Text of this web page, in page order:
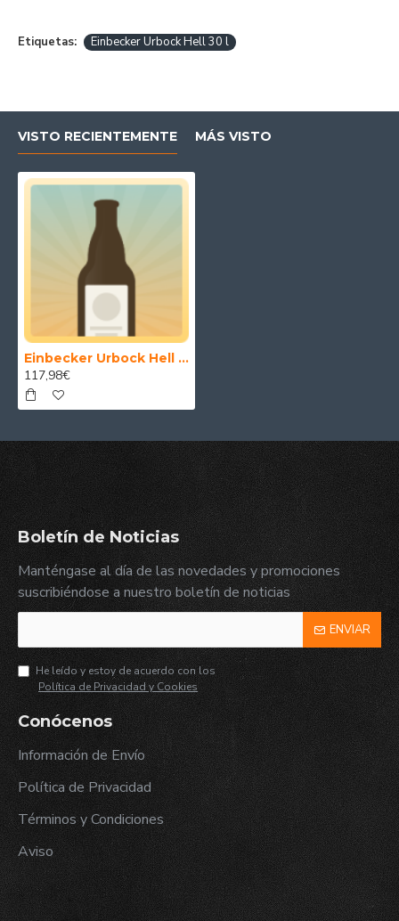
Etiquetas: Einbecker Urbock Hell 30 l
VISTO RECIENTEMENTE MÁS VISTO
Einbecker Urbock Hell 30 l
117,98€
Boletín de Noticias
Manténgase al día de las novedades y promociones
suscribiéndose a nuestro boletín de noticias
ENVIAR
He leído y estoy de acuerdo con los
Política de Privacidad y Cookies
Conócenos
Información de Envío
Política de Privacidad
Términos y Condiciones
Aviso